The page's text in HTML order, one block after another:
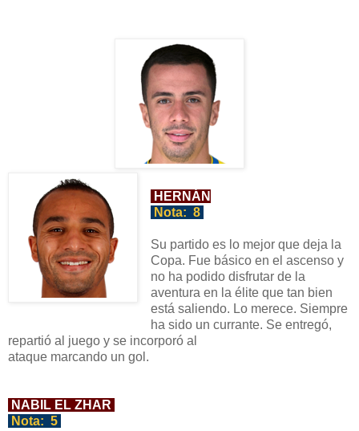
HERNÁN
Nota: 8
Su partido es lo mejor que deja la
Copa. Fue básico en el ascenso y
no ha podido disfrutar de la
aventura en la élite que tan bien
está saliendo. Lo merece. Siempre
ha sido un currante. Se entregó,
repartió al juego y se incorporó a
ataque marcando un gol.
NABIL EL ZHAR
Nota: 5